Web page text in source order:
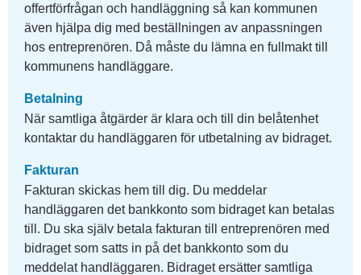
offertförfrågan och handläggning så kan kommunen
även hjälpa dig med beställningen av anpassningen
hos entreprenören. Då måste du lämna en fullmakt till
kommunens handläggare.
Betalning
När samtliga åtgärder är klara och till din belåtenhet
kontaktar du handläggaren för utbetalning av bidraget.
Fakturan
Fakturan skickas hem till dig. Du meddelar
handläggaren det bankkonto som bidraget kan betalas
till. Du ska själv betala fakturan till entreprenören med
bidraget som satts in på det bankkonto som du
meddelat handläggaren. Bidraget ersätter samtliga